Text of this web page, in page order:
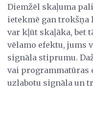
Diemžēl skaļuma
ietekmē gan
var kļūt skaļāka, bet
vēlamo efektu, jums
signāla stiprumu.
vai programmatūras
uzlabotu signāla un